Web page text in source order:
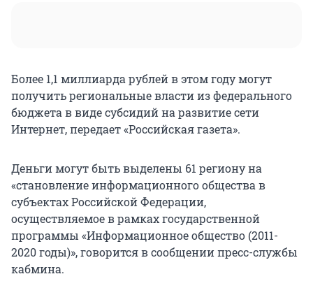
Более 1,1 миллиарда рублей в этом году могут
получить региональные власти из федерального
бюджета в виде субсидий на развитие сети
Интернет, передает «Российская газета».
Деньги могут быть выделены 61 региону на
«становление информационного общества в
субъектах Российской Федерации,
осуществляемое в рамках государственной
программы «Информационное общество (2011-
2020 годы)», говорится в сообщении пресс-службы
кабмина.